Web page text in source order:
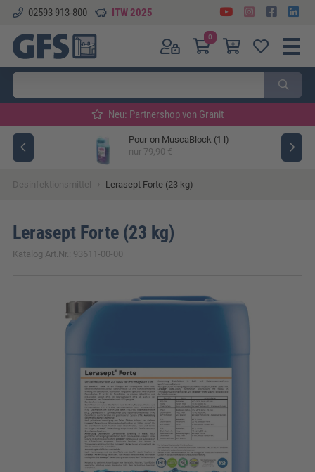
02593 913-800 ITW 2025
0
Neu: Partnershop von Granit
Pour-on MuscaBlock (1 l)
nur 79,90 €
Desinfektionsmittel Lerasept Forte (23 kg)
Lerasept Forte (23 kg)
Katalog Art.Nr.: 93611-00-00